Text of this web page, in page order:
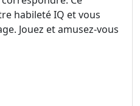
habileté IQ et vous
Jouez et amusez-vous